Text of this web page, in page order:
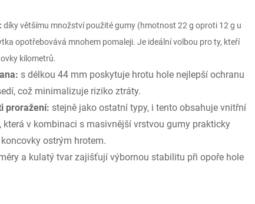
díky většímu množství použité gumy (hmotnost 22 g oproti 12 g u
opotřebovává mnohem pomaleji. Je ideální volbou pro ty, kteří
kilometrů.
s délkou 44 mm poskytuje hrotu hole nejlepší ochranu
což minimalizuje riziko ztráty.
proražení: stejně jako ostatní typy, i tento obsahuje vnitřní
která v kombinaci s masivnější vrstvou gumy prakticky
ostrým hrotem.
a kulatý tvar zajišťují výbornou stabilitu při opoře hole